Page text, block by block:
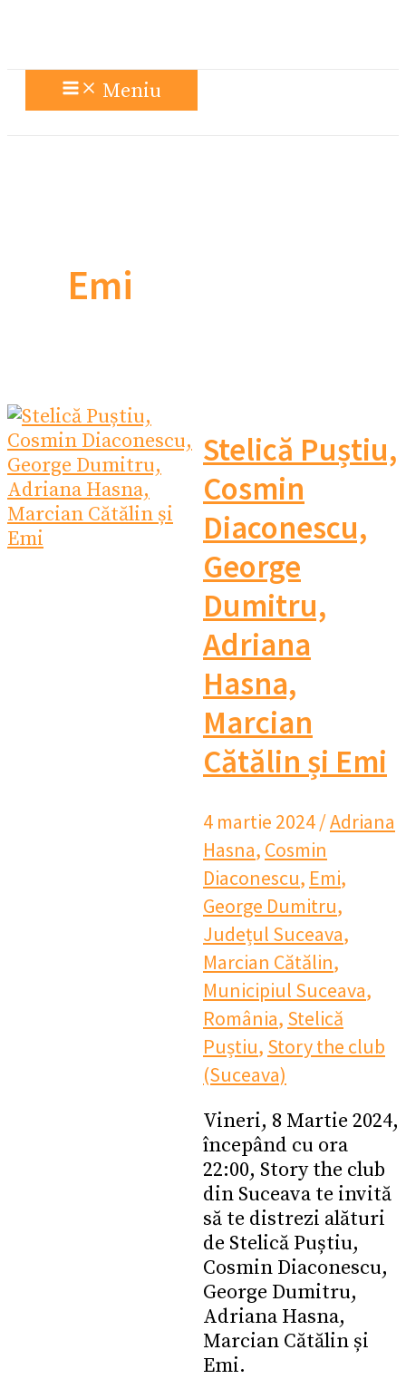
Meniu
Emi
Stelică Puștiu,
Cosmin
Diaconescu,
George
Dumitru,
Adriana
Hasna,
Marcian
Cătălin și Emi
4 martie 2024/Adriana
Hasna, Cosmin
Diaconescu, Emi,
George Dumitru,
Județul Suceava,
Marcian Cătălin,
Municipiul Suceava,
România, Stelică
Puștiu, Story the club
(Suceava)
Vineri, 8 Martie 2024,
începând cu ora
22:00, Story the club
din Suceava te invită
să te distrezi alături
de Stelică Puștiu,
Cosmin Diaconescu,
George Dumitru,
Adriana Hasna,
Marcian Cătălin și
Emi.